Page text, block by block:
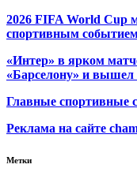
2026 FIFA World Cup
спортивным
«Интер» в ярком
«Барселону» и
Главные спортивные
Реклама на сайте
Метки